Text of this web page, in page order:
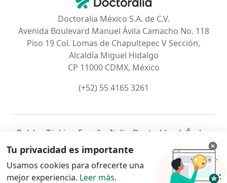
Doctoralia México S.A. de C.V.
Avenida Boulevard Manuel Ávila Camacho No. 118
Piso 19 Col. Lomas de Chapultepec V Sección,
Alcaldía Miguel Hidalgo
CP 11000 CDMX, México
(+52) 55 4165 3261
Polska se abre en una nueva pestaña
Türkiye se abre en una nueva pestaña
España se abre en una nueva pestaña
Italia se abre en una nueva
Deutschlandse abre en
Česko
Portugal
se abre en una nueva pestaña
México se abre en una nueva pestaña
Chile se abre en una nueva pestaña
Brasil se abre en una nueva
se abre en
se
se abre en una nueva
www.doctoralia.com.mx © 2026 - Encuentra tu
Tu privacidad es importante
Usamos cookies para ofrecerte una
mejor experiencia. Leer más.